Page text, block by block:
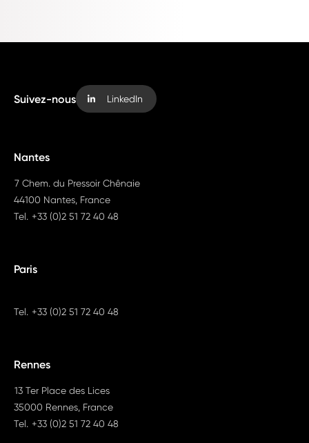
Suivez-nous LinkedIn
Nantes
7 Chem. du Pressoir Chênaie
44100 Nantes, France
Tel. +33 (0)2 51 72 40 48
Paris
Tel. +33 (0)2 51 72 40 48
Rennes
13 Ter Place des Lices
35000 Rennes, France
Tel. +33 (0)2 51 72 40 48